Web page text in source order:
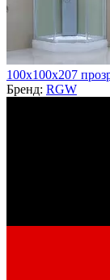
100х100х207
Бренд: RGW